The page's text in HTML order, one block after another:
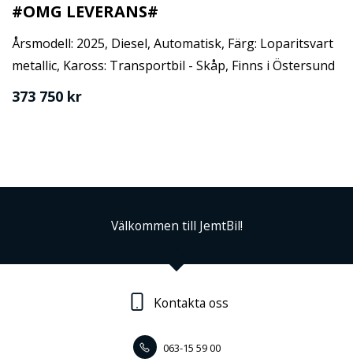
#OMG LEVERANS#
Årsmodell: 2025, Diesel, Automatisk, Färg: Loparitsvart
metallic, Kaross: Transportbil - Skåp, Finns i Östersund
373 750 kr
Välkommen till JemtBil!
Kontakta oss
063-15 59 00